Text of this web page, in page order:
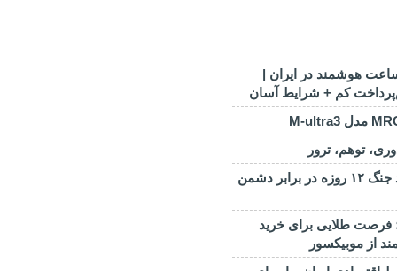
هوشمند در ایران |
کم + شرایط آسان
رهبر انقلاب: مانند جنگ ۱۲ روزه در برابر دشمن
فرایدی ۱۴۰۴؛ فرصت طلایی برای خرید
از موبیکسور